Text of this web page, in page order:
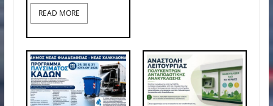
READ MORE